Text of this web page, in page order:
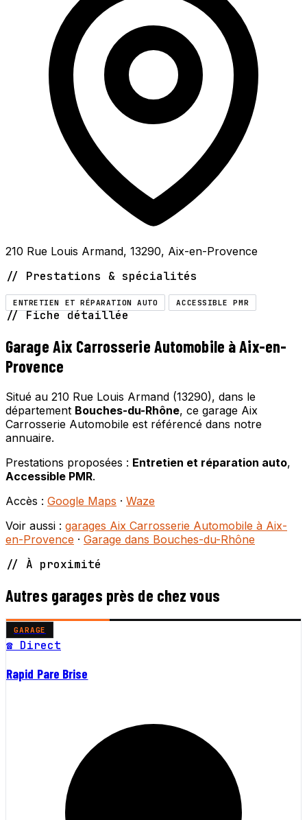
210 Rue Louis Armand, 13290, Aix-en-Provence
// Prestations & spécialités
ENTRETIEN ET RÉPARATION AUTO ACCESSIBLE PMR
// Fiche détaillée
Garage Aix Carrosserie Automobile à Aix-en-
Provence
Situé au 210 Rue Louis Armand (13290), dans le
département Bouches-du-Rhône, ce garage Aix
Carrosserie Automobile est référencé dans notre
annuaire.
Prestations proposées : Entretien et réparation auto,
Accessible PMR.
Accès : Google Maps · Waze
Voir aussi : garages Aix Carrosserie Automobile à Aix-
en-Provence · Garage dans Bouches-du-Rhône
// À proximité
Autres garages près de chez vous
GARAGE
☎ Direct
Rapid Pare Brise